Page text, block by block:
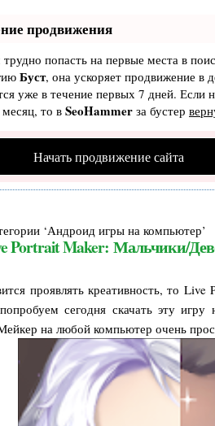
продвижения
попасть на первые места в
Буст, она ускоряет продвижение в
уже в течение первых 7 дней. Если
то в SeoHammer за бустер
Начать продвижение сайта
‘Андроид игры на компьютер’
Portrait Maker: Мальчики/
проявлять креативность, то
сегодня скачать эту игру
на любой компьютер очень